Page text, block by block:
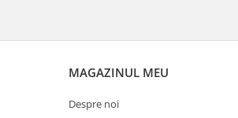
MAGAZINUL MEU
Despre noi